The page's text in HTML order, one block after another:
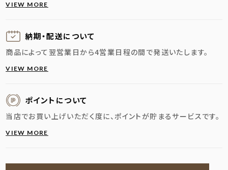
VIEW MORE
納期・配送に ついて
商品によって翌営業日から4営業日程の間で発送いたします。
VIEW MORE
ポイントについて
当店でお買い上げいただく度に、ポイントが貯まるサービスです。
VIEW MORE